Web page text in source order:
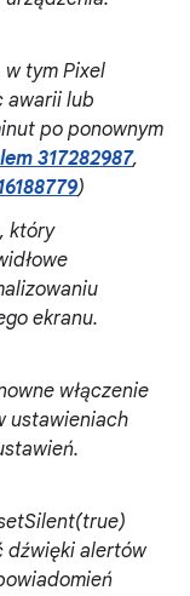
tym Pixel
awarii lub
po ponownym
317282987,
)
który
ekranu.
włączenie
ustawieniach
dźwięki alertów